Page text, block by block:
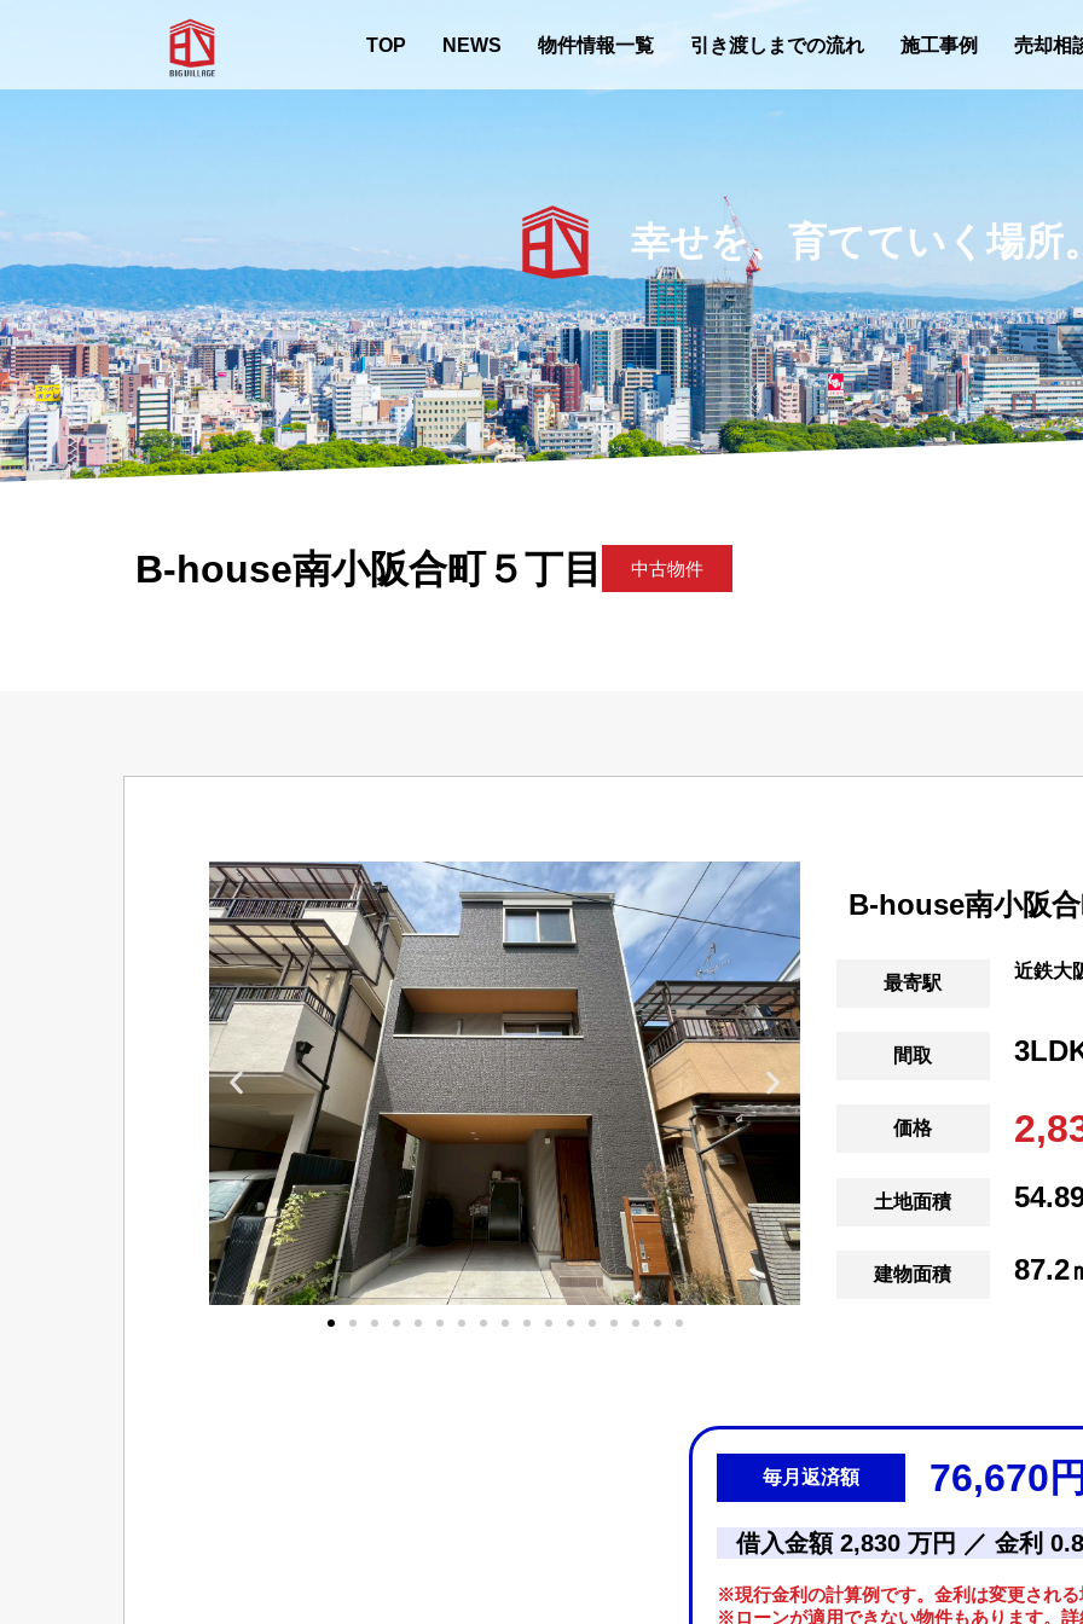
TOP NEWS 物件情報一覧 引き渡しまでの流れ 施工事例 売却相
幸せを、育てていく場所
B-house南小阪合町５丁目 中古物件
B-house南小阪
最寄駅
近鉄
間取
価格
土地面積
建物面積 87.2
毎月返済額 76,670
借入金額 2,830 万円 ／ 金利
※現行金利の計算例です。金利は変更され
※ローンが適用できない物件もあります。